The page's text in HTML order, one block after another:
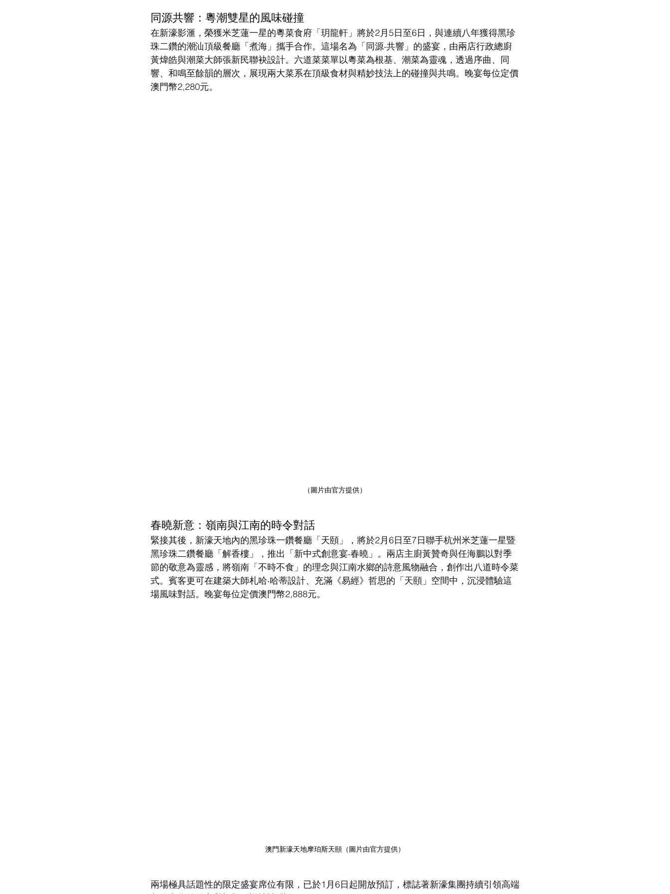
同源共響：粵潮雙星的風味碰撞
在新濠影滙，榮獲米芝蓮一星的粵菜食府「玥龍軒」將於2月5日至6日，與連續八年獲得黑珍
珠二鑽的潮汕頂級餐廳「煮海」攜手合作。這場名為「同源‧共響」的盛宴，由兩店行政總廚
黃煒皓與潮菜大師張新民聯袂設計。六道菜菜單以粵菜為根基、潮菜為靈魂，透過序曲、同
響、和鳴至餘韻的層次，展現兩大菜系在頂級食材與精妙技法上的碰撞與共鳴。晚宴每位定價
澳門幣2,280元。
（圖片由官方提供）
春曉新意：嶺南與江南的時令對話
緊接其後，新濠天地內的黑珍珠一鑽餐廳「天頤」，將於2月6日至7日聯手杭州米芝蓮一星暨
黑珍珠二鑽餐廳「解香樓」，推出「新中式創意宴‧春曉」。兩店主廚黃贊奇與任海鵬以對季
節的敬意為靈感，將嶺南「不時不食」的理念與江南水鄉的詩意風物融合，創作出八道時令菜
式。賓客更可在建築大師札哈‧哈蒂設計、充滿《易經》哲思的「天頤」空間中，沉浸體驗這
場風味對話。晚宴每位定價澳門幣2,888元。
澳門新濠天地摩珀斯天頤（圖片由官方提供）
兩場極具話題性的限定盛宴席位有限，已於1月6日起開放預訂，標誌著新濠集團持續引領高端